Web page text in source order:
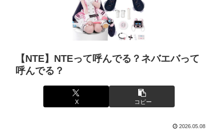
【NTE】NTEって呼んでる？ネバエバって
呼んでる？
X コピー
2026.05.08